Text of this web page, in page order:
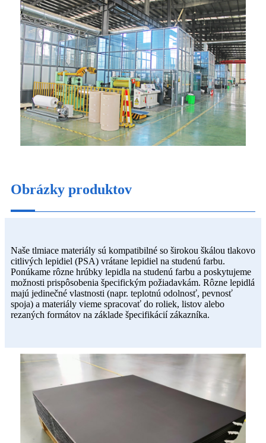
Obrázky produktov
Naše tlmiace materiály sú kompatibilné so širokou škálou tlakovo
citlivých lepidiel (PSA) vrátane lepidiel na studenú farbu.
Ponúkame rôzne hrúbky lepidla na studenú farbu a poskytujeme
možnosti prispôsobenia špecifickým požiadavkám. Rôzne lepidlá
majú jedinečné vlastnosti (napr. teplotnú odolnosť, pevnosť
spoja) a materiály vieme spracovať do roliek, listov alebo
rezaných formátov na základe špecifikácií zákazníka.